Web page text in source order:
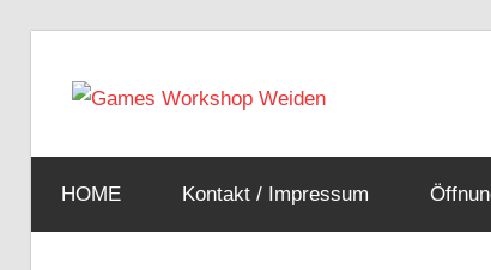
Inhalt
Games
Workshop
Laden
HOME Kontakt / Impressum